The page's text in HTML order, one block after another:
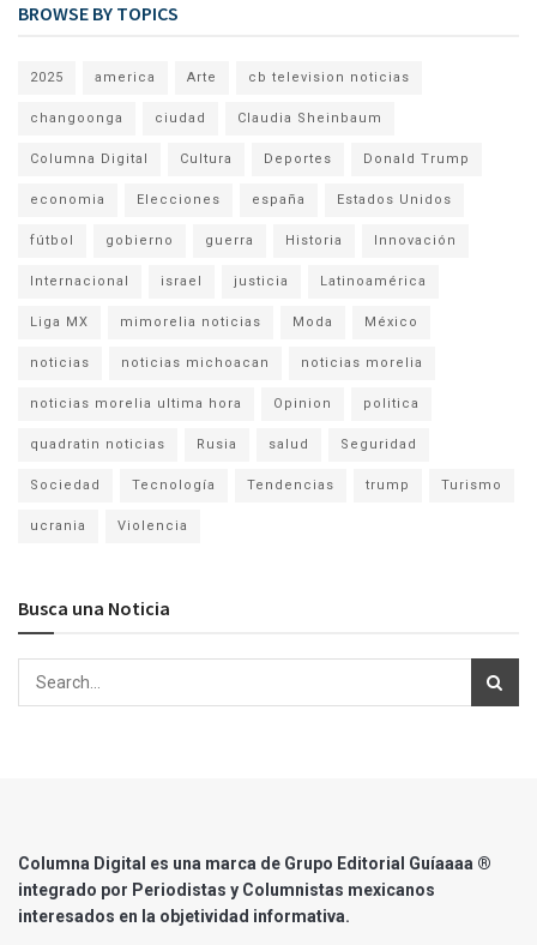
BROWSE BY TOPICS
2025 america Arte cb television noticias
changoonga ciudad Claudia Sheinbaum
Columna Digital Cultura Deportes Donald Trump
economia Elecciones españa Estados Unidos
fútbol gobierno guerra Historia Innovación
Internacional israel justicia Latinoamérica
Liga MX mimorelia noticias Moda México
noticias noticias michoacan noticias morelia
noticias morelia ultima hora Opinion politica
quadratin noticias Rusia salud Seguridad
Sociedad Tecnología Tendencias trump Turismo
ucrania Violencia
Busca una Noticia
Columna Digital es una marca de Grupo Editorial Guíaaaa ®
integrado por Periodistas y Columnistas mexicanos
interesados en la objetividad informativa.